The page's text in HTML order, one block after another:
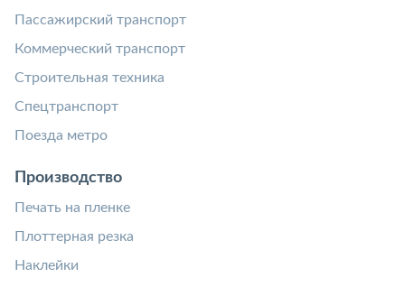
Пассажирский транспорт
Коммерческий транспорт
Строительная техника
Спецтранспорт
Поезда метро
Производство
Печать на пленке
Плоттерная резка
Наклейки